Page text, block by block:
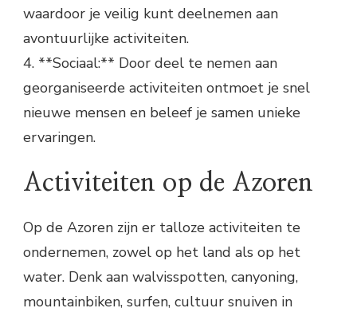
waardoor je veilig kunt deelnemen aan
avontuurlijke activiteiten.
4. **Sociaal:** Door deel te nemen aan
georganiseerde activiteiten ontmoet je snel
nieuwe mensen en beleef je samen unieke
ervaringen.
Activiteiten op de Azoren
Op de Azoren zijn er talloze activiteiten te
ondernemen, zowel op het land als op het
water. Denk aan walvisspotten, canyoning,
mountainbiken, surfen, cultuur snuiven in